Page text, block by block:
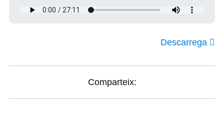
Descarrega
Comparteix: